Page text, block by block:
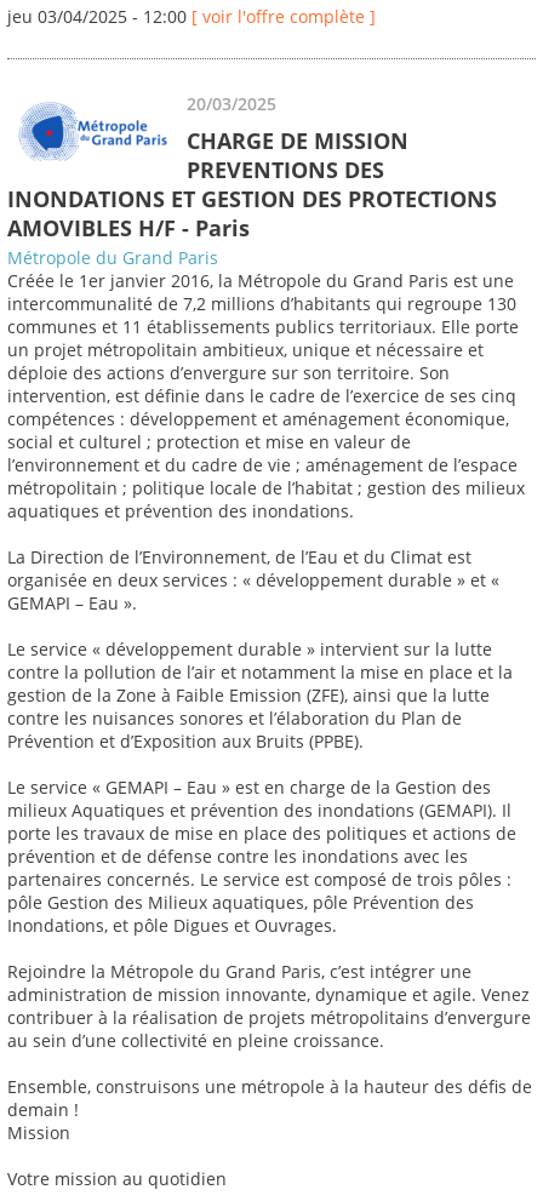
jeu 03/04/2025 - 12:00 [ voir l'offre complète ]
20/03/2025
CHARGE DE MISSION
PREVENTIONS DES
INONDATIONS ET GESTION DES PROTECTIONS
AMOVIBLES H/F - Paris
Métropole du Grand Paris
Créée le 1er janvier 2016, la Métropole du Grand Paris est une
intercommunalité de 7,2 millions d’habitants qui regroupe 130
communes et 11 établissements publics territoriaux. Elle porte
un projet métropolitain ambitieux, unique et nécessaire et
déploie des actions d’envergure sur son territoire. Son
intervention, est définie dans le cadre de l’exercice de ses cinq
compétences : développement et aménagement économique,
social et culturel ; protection et mise en valeur de
l’environnement et du cadre de vie ; aménagement de l’espace
métropolitain ; politique locale de l’habitat ; gestion des milieux
aquatiques et prévention des inondations.
La Direction de l’Environnement, de l’Eau et du Climat est
organisée en deux services : « développement durable » et «
GEMAPI – Eau ».
Le service « développement durable » intervient sur la lutte
contre la pollution de l’air et notamment la mise en place et la
gestion de la Zone à Faible Emission (ZFE), ainsi que la lutte
contre les nuisances sonores et l’élaboration du Plan de
Prévention et d’Exposition aux Bruits (PPBE).
Le service « GEMAPI – Eau » est en charge de la Gestion des
milieux Aquatiques et prévention des inondations (GEMAPI). Il
porte les travaux de mise en place des politiques et actions de
prévention et de défense contre les inondations avec les
partenaires concernés. Le service est composé de trois pôles :
pôle Gestion des Milieux aquatiques, pôle Prévention des
Inondations, et pôle Digues et Ouvrages.
Rejoindre la Métropole du Grand Paris, c’est intégrer une
administration de mission innovante, dynamique et agile. Venez
contribuer à la réalisation de projets métropolitains d’envergure
au sein d’une collectivité en pleine croissance.
Ensemble, construisons une métropole à la hauteur des défis de
demain !
Mission
Votre mission au quotidien